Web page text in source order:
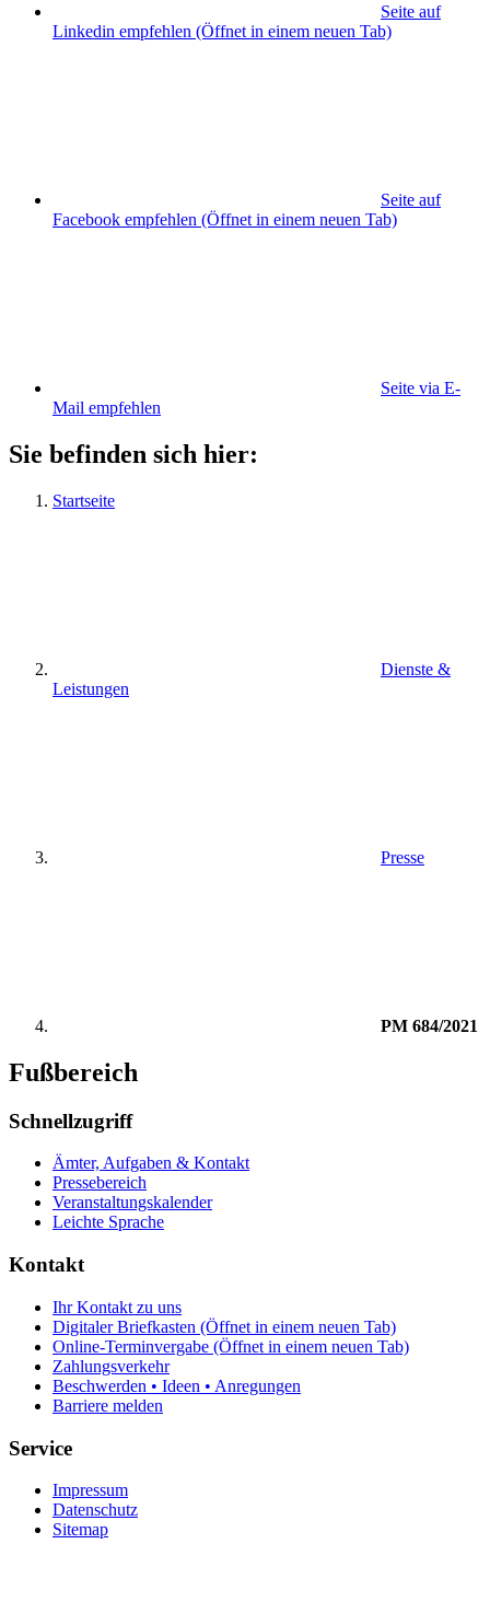
Seite auf
Linkedin empfehlen (Öffnet in einem neuen Tab)
Seite auf
Facebook empfehlen (Öffnet in einem neuen Tab)
Seite via E-
Mail empfehlen
Sie befinden sich hier:
Startseite
Dienste &
Leistungen
Presse
PM 684/2021
Fußbereich
Schnellzugriff
Ämter, Aufgaben & Kontakt
Pressebereich
Veranstaltungskalender
Leichte Sprache
Kontakt
Ihr Kontakt zu uns
Digitaler Briefkasten (Öffnet in einem neuen Tab)
Online-Terminvergabe (Öffnet in einem neuen Tab)
Zahlungsverkehr
Beschwerden • Ideen • Anregungen
Barriere melden
Service
Impressum
Datenschutz
Sitemap